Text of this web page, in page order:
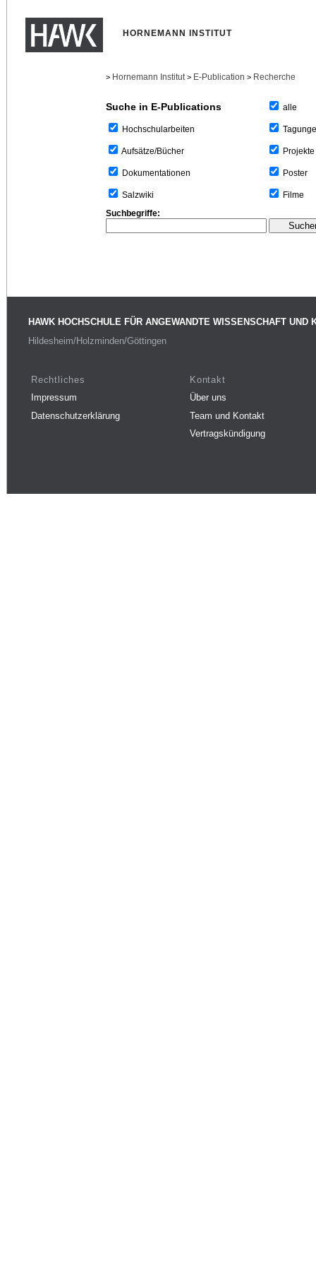
HORNEMANN INSTITUT
> Hornemann Institut > E-Publication > Recherche
Suche in E-Publications
Hochschularbeiten
Aufsätze/Bücher
Dokumentationen
Salzwiki
alle
Projekte
Poster
Filme
Suchbegriffe:
HAWK HOCHSCHULE FÜR ANGEWANDTE WISSENSCHAFT UND
Hildesheim/Holzminden/Göttingen
Rechtliches
Impressum
Datenschutzerklärung
Kontakt
Über uns
Team und Kontakt
Vertragskündigung